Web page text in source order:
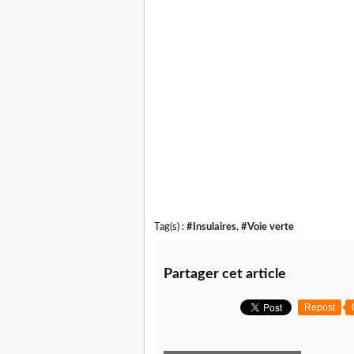
Tag(s) : #Insulaires, #Voie verte
Partager cet article
Repost